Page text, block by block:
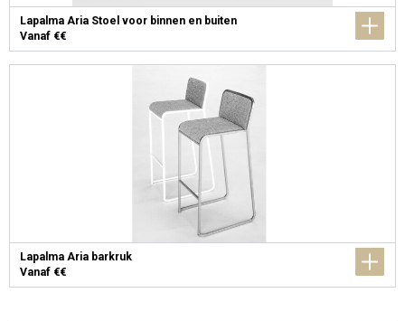
Lapalma Aria Stoel voor binnen en buiten
Vanaf €€
Lapalma Aria barkruk
Vanaf €€